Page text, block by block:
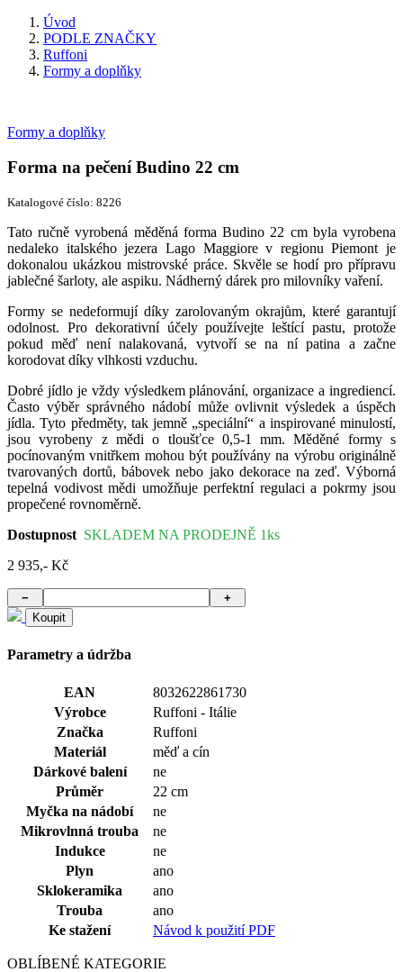
Úvod
PODLE ZNAČKY
Ruffoni
Formy a doplňky
Formy a doplňky
Forma na pečení Budino 22 cm
Katalogové číslo: 8226
Tato ručně vyrobená měděná forma Budino 22 cm byla vyrobena
nedaleko italského jezera Lago Maggiore v regionu Piemont je
dokonalou ukázkou mistrovské práce. Skvěle se hodí pro přípravu
jablečné šarloty, ale aspiku. Nádherný dárek pro milovníky vaření.
Formy se nedeformují díky zarolovaným okrajům, které garantují
odolnost. Pro dekorativní účely používejte leštící pastu, protože
pokud měď není nalakovaná, vytvoří se na ní patina a začne
korodovat díky vlhkosti vzduchu.
Dobré jídlo je vždy výsledkem plánování, organizace a ingrediencí.
Často výběr správného nádobí může ovlivnit výsledek a úspěch
jídla. Tyto předměty, tak jemně „speciální“ a inspirované minulostí,
jsou vyrobeny z mědi o tloušťce 0,5-1 mm. Měděné formy s
pocínovaným vnitřkem mohou být používány na výrobu originálně
tvarovaných dortů, bábovek nebo jako dekorace na zeď. Výborná
tepelná vodivost mědi umožňuje perfektní regulaci a pokrmy jsou
propečené rovnoměrně.
Dostupnost SKLADEM NA PRODEJNĚ 1ks
2 935,- Kč
−
+
Koupit
Parametry a údržba
EAN
8032622861730
Výrobce
Ruffoni - Itálie
Značka
Ruffoni
Materiál
měď a cín
Dárkové balení
ne
Průměr
22 cm
Myčka na nádobí
ne
Mikrovlnná trouba
ne
Indukce
ne
Plyn
ano
Sklokeramika
ano
Trouba
ano
Ke stažení
Návod k použití PDF
OBLÍBENÉ KATEGORIE